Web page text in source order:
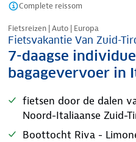
Complete reissom
Nazomer korting
Fietsreizen | Auto | Europa
Fietsvakantie Van Zuid-
7-daagse
bagagevervoer in
fietsen door de dalen
Noord-Italiaanse Zuid-
Boottocht Riva -